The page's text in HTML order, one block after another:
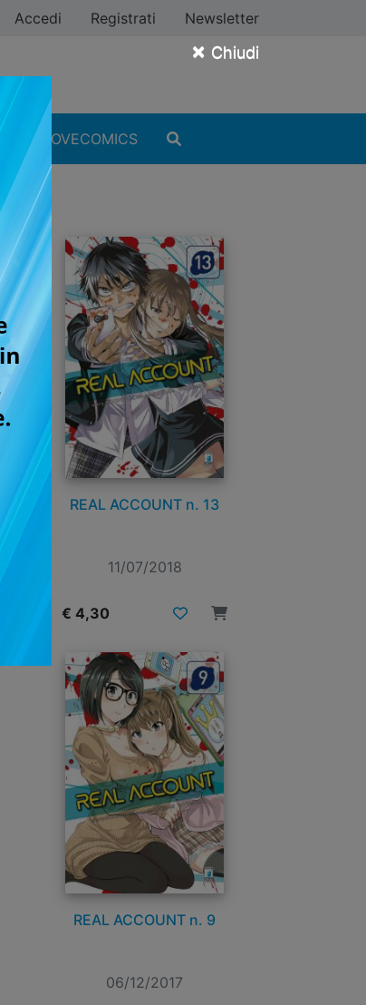
× Chiudi
Accedi Registrati Newsletter
#ILOVECOMICS
REAL ACCOUNT n. 13
11/07/2018
€ 4,30
REAL ACCOUNT n. 9
06/12/2017